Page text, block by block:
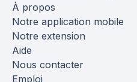
À propos
Notre application mobile
Notre extension
Aide
Nous contacter
Emploi